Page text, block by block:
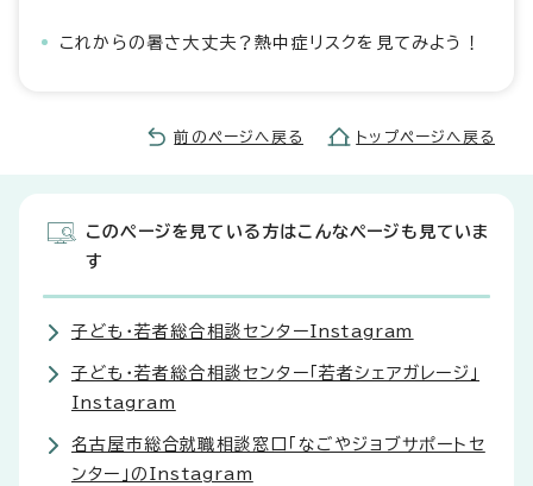
これからの暑さ大丈夫？熱中症リスクを見てみよう！
前のページへ戻る トップページへ戻る
このページを見ている方はこんなページも見ていま
す
子ども・若者総合相談センターInstagram
子ども・若者総合相談センター「若者シェアガレージ」
Instagram
名古屋市総合就職相談窓口「なごやジョブサポートセ
ンター」のInstagram